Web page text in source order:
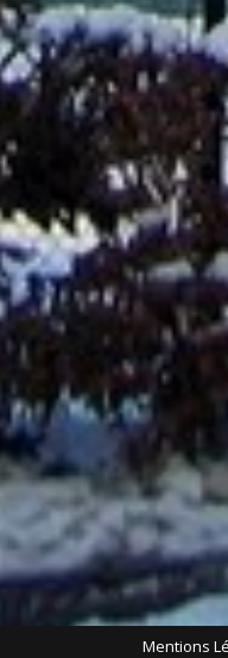
Mentions